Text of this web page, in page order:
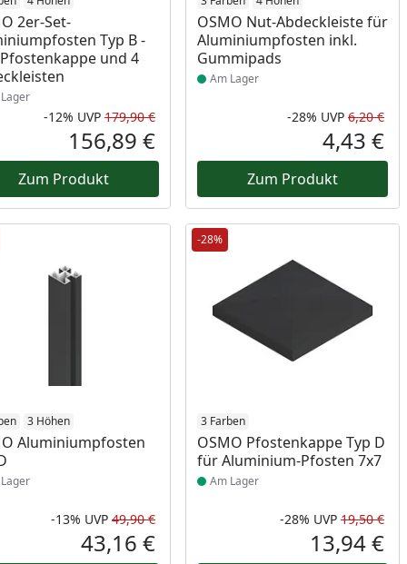
Preis
2er-Set-
Typ B -
und 4
Rabatt in Prozent
-12%
Ursprünglicher Preis
UVP 179,90 €
Aktueller Preis
156,89 €
Zum Produkt
OSMO Nut-Abdeckleiste für
Aluminiumpfosten inkl.
Gummipads
Am Lager
-28% UVP 6,20 €
4,43 €
Zum Produkt
Preis
3 Höhen
Aluminiumpfosten
am Lager
Rabatt in Prozent
-13%
Ursprünglicher Preis
UVP 49,90 €
Aktueller Preis
43,16 €
-28%
3 Farben
OSMO Pfostenkappe Typ D
für Aluminium-Pfosten 7x7
Produkt am Lager
Am Lager
-28% UVP 19,50 €
13,94 €